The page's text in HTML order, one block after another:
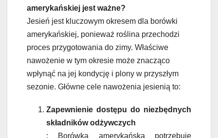
amerykańskiej jest ważne?
Jesień jest kluczowym okresem dla borówki
amerykańskiej, ponieważ roślina przechodzi
proces przygotowania do zimy. Właściwe
nawożenie w tym okresie może znacząco
wpłynąć na jej kondycję i plony w przyszłym
sezonie. Główne cele nawożenia jesienią to:
Zapewnienie dostępu do niezbędnych
składników odżywczych
: Borówka amerykańska potrzebuje